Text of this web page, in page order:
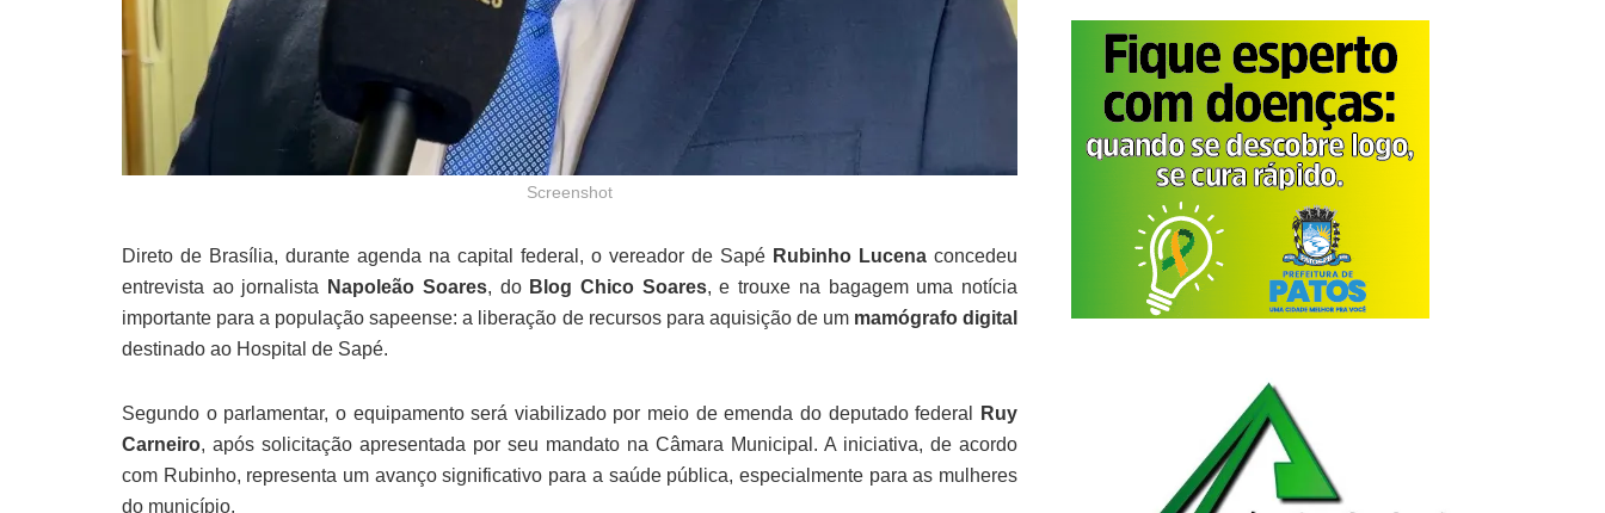
Screenshot
Direto de Brasília, durante agenda na capital federal, o vereador de Sapé Rubinho Lucena concedeu
entrevista ao jornalista
Napoleão Soares, do Blog Chico Soares, e trouxe na bagagem uma notícia
importante para a população sapeense: a liberação de recursos para aquisição de um mamógrafo digital
destinado ao Hospital de Sapé.
Segundo o parlamentar, o equipamento será viabilizado por meio de emenda do deputado federal
Ruy
Carneiro, após solicitação apresentada por seu mandato na Câmara Municipal. A iniciativa, de acordo
com Rubinho, representa um avanço significativo para a saúde pública, especialmente para as mulheres
do município.